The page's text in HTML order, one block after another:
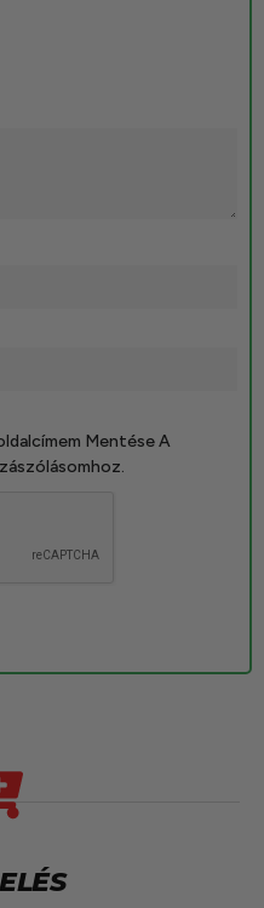
Mentése A